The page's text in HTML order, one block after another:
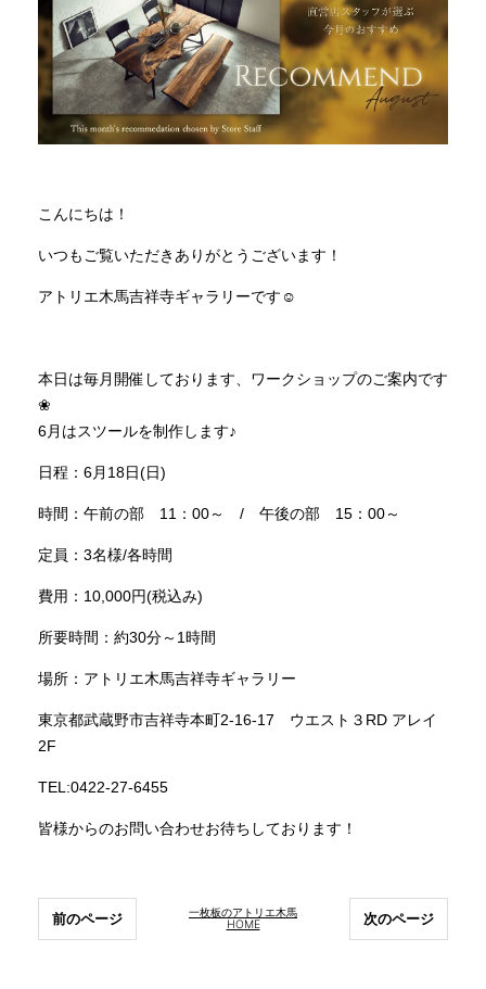
納品事例
INFORMATION
MOKUBA CHANNEL
よくあるご質問
こんにちは！
いつもご覧いただきありがとうございます！
アトリエ木馬吉祥寺ギャラリーです☺
本日は毎月開催しております、ワークショップのご案内です
❀
6月はスツールを制作します♪
日程：6月18日(日)
時間：午前の部 11：00～ / 午後の部 15：00～
定員：3名様/各時間
費用：10,000円(税込み)
所要時間：約30分～1時間
場所：アトリエ木馬吉祥寺ギャラリー
東京都武蔵野市吉祥寺本町2-16-17 ウエスト３RD アレイ
2F
TEL:0422-27-6455
皆様からのお問い合わせお待ちしております！
一枚板のアトリエ木馬
HOME
前のページ 次のページ